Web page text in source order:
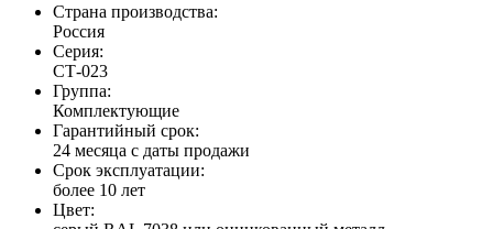
Страна производства:
Россия
Серия:
СТ-023
Группа:
Комплектующие
Гарантийный срок:
24 месяца с даты продажи
Срок эксплуатации:
более 10 лет
Цвет: